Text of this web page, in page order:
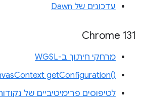
עדכונים של Dawn
Chrome 131
מרחקי חיתוך ב-WGSL
getConfiguration‎()‎
לטיפוסים פרימיטיביים של